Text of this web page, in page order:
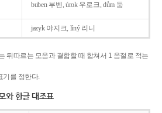
buben 부벤, úrok 우로크, dům 둠
jazyk야지크, líný 리니
뒤따르는 모음과 결합할 때 합쳐서 1 음절로 적는
기를 정한다.
와 한글 대조표